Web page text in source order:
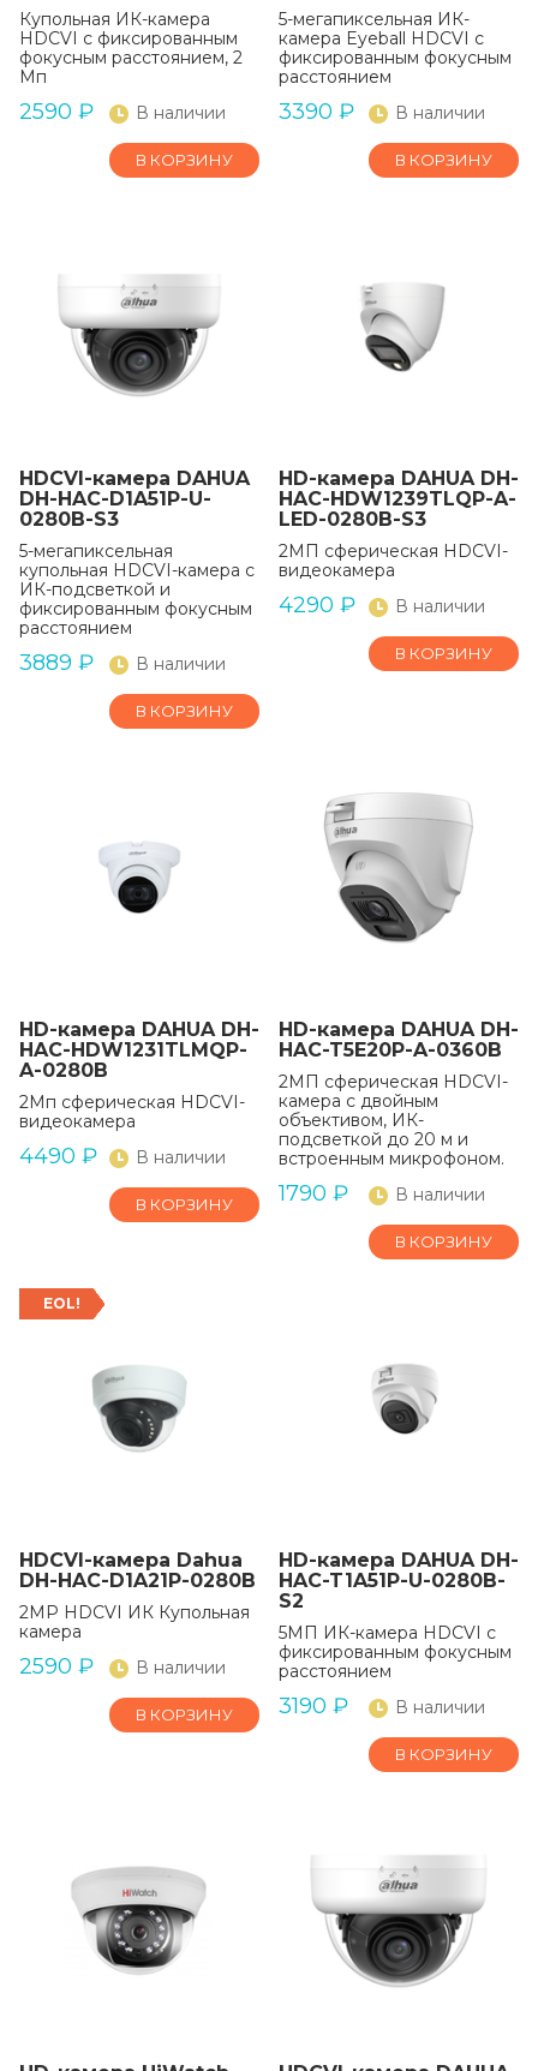
Купольная ИК-камера
HDCVI с фиксированным
фокусным расстоянием, 2
Мп
2590 ₽ В наличии
В КОРЗИНУ
5-мегапиксельная ИК-
камера Eyeball HDCVI с
фиксированным фокусным
расстоянием
3390 ₽ В наличии
В КОРЗИНУ
HDCVI-камера DAHUA
DH-HAC-D1A51P-U-
0280B-S3
5-мегапиксельная
купольная HDCVI-камера с
ИК-подсветкой и
фиксированным фокусным
расстоянием
3889 ₽ В наличии
В КОРЗИНУ
HD-камера DAHUA DH-
HAC-HDW1239TLQP-A-
LED-0280B-S3
2МП сферическая HDCVI-
видеокамера
4290 ₽ В наличии
В КОРЗИНУ
HD-камера DAHUA DH-
HAC-HDW1231TLMQP-
A-0280B
2Мп сферическая HDCVI-
видеокамера
4490 ₽ В наличии
В КОРЗИНУ
HD-камера DAHUA DH-
HAC-T5E20P-A-0360B
2МП сферическая HDCVI-
камера с двойным
объективом, ИК-
подсветкой до 20 м и
встроенным микрофоном.
1790 ₽ В наличии
В КОРЗИНУ
EOL!
HDCVI-камера Dahua
DH-HAC-D1A21P-0280B
2MP HDCVI ИК Купольная
камера
2590 ₽ В наличии
В КОРЗИНУ
HD-камера DAHUA DH-
HAC-T1A51P-U-0280B-
S2
5МП ИК-камера HDCVI с
фиксированным фокусным
расстоянием
3190 ₽ В наличии
В КОРЗИНУ